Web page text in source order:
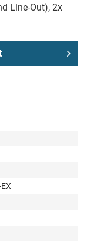
Line-Out), 2x